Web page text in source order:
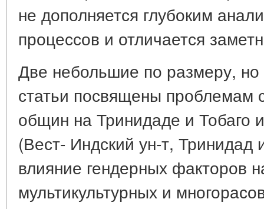
не дополняется глубоким
процессов и отличается
Две небольшие по размеру,
статьи посвящены проблемам
общин на Тринидаде и Тобаго
(Вест- Индский ун-т, Тринидад
влияние гендерных факторов
мультикультурных и